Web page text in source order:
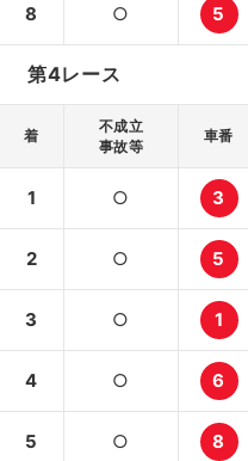
8 ○ 5
第4レース
着
不成立
事故等
車番
1 ○ 3
2 ○ 5
3 ○ 1
4 ○ 6
5 ○ 8